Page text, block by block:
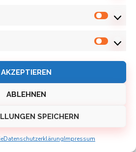
AKZEPTIEREN
ABLEHNEN
SPEICHERN
DatenschutzerklärungImpressum